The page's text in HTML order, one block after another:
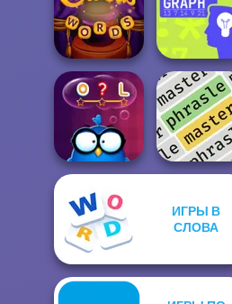
Word Connect
Puzzle
Words From
Words: Sea
Circus Words Cryptograph
Words with Owl
ИГРЫ В
СЛОВА